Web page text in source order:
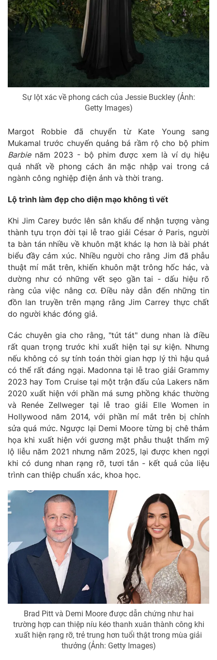
Sự lột xác về phong cách của Jessie Buckley (Ảnh:
Getty Images)
Margot Robbie đã chuyển từ Kate Young sang
Mukamal trước chuyến quảng bá rầm rộ cho bộ phim
Barbienăm 2023 - bộ phim được xem là ví dụ hiệu
quả nhất về phong cách ăn mặc nhập vai trong cả
ngành công nghiệp điện ảnh và thời trang.
Lộ trình làm đẹp cho diện mạo không tì vết
Khi Jim Carey bước lên sân khấu để nhận tượng vàng
thành tựu trọn đời tại lễ trao giải César ở Paris, người
ta bàn tán nhiều về khuôn mặt khác lạ hơn là bài phát
biểu đầy cảm xúc. Nhiều người cho rằng Jim đã phẫu
thuật mí mắt trên, khiến khuôn mặt trông hốc hác, và
dường như có những vết sẹo gần tai - dấu hiệu rõ
ràng của việc nâng cơ. Điều này dẫn đến những tin
đồn lan truyền trên mạng rằng Jim Carrey thực chất
do người khác đóng giả.
Các chuyên gia cho rằng, "tút tát" dung nhan là điều
rất quan trọng trước khi xuất hiện tại sự kiện. Nhưng
nếu không có sự tính toán thời gian hợp lý thì hậu quả
có thể rất đáng ngại. Madonna tại lễ trao giải Grammy
2023 hay Tom Cruise tại một trận đấu của Lakers năm
2020 xuất hiện với phần má sưng phồng khác thường
và Renée Zellweger tại lễ trao giải Elle Women in
Hollywood năm 2014, với phần mí mắt trên bị chỉnh
sửa quá mức. Ngược lại Demi Moore từng bị chê thảm
họa khi xuất hiện với gương mặt phẫu thuật thẩm mỹ
lộ liễu năm 2021 nhưng năm 2025, lại được khen ngợi
khi có dung nhan rạng rỡ, tươi tắn - kết quả của liệu
trình can thiệp chuẩn xác, khoa học.
Brad Pitt và Demi Moore được dẫn chứng như hai
trường hợp can thiệp níu kéo thanh xuân thành công khi
xuất hiện rạng rỡ, trẻ trung hơn tuổi thật trong mùa giải
thưởng (Ảnh: Getty Images)